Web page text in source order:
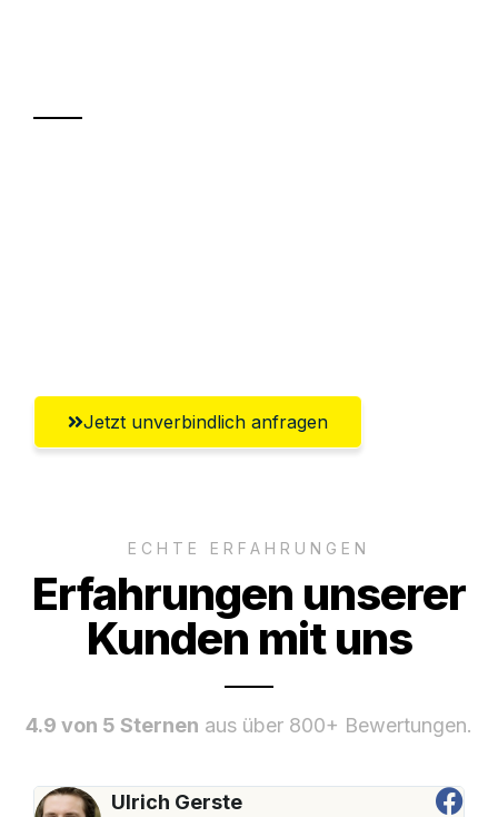
Jetzt unverbindlich anfragen
ECHTE ERFAHRUNGEN
Erfahrungen unserer
Kunden mit uns
4.9 von 5 Sternen aus über 800+ Bewertungen.
Ulrich Gerste